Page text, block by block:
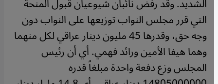
التي قرر مجلس النواب توزيعها على النواب دون
وجه حق، وقدرها 45 مليون دينار عراقي لكل منهما
وهما هيفا الأمين ورائد فهمي. أي أن رئيس
المجلس وزع دفعة واحدة مبلغاً قدره